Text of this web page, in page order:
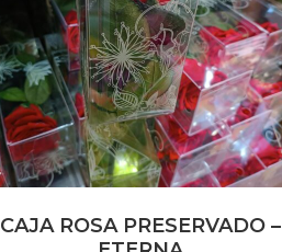
CAJA ROSA PRESERVADO –